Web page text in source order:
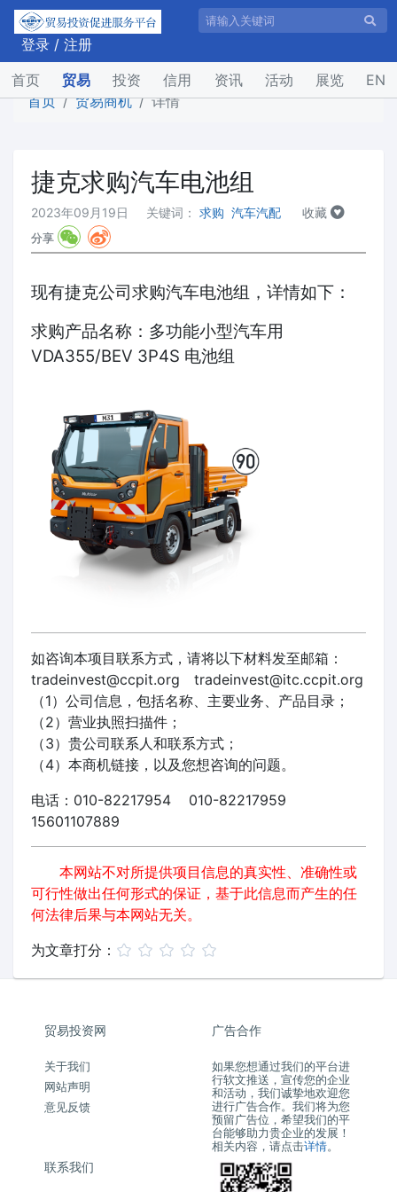
登录 / 注册
首页(current)
贸易 投资 信用 资讯 活动 展览
EN
首页
贸易商机 详情
捷克求购汽车电池组
2023年09月19日 关键词： 求购 汽车汽配 收藏
分享
现有捷克公司求购汽车电池组，详情如下：
求购产品名称：多功能小型汽车用
VDA355/BEV 3P4S 电池组
如咨询本项目联系方式，请将以下材料发至邮箱：
tradeinvest@ccpit.org tradeinvest@itc.ccpit.org
（1）公司信息，包括名称、主要业务、产品目录；
（2）营业执照扫描件；
（3）贵公司联系人和联系方式；
（4）本商机链接，以及您想咨询的问题。
电话：010-82217954 010-82217959
15601107889
本网站不对所提供项目信息的真实性、准确性或
可行性做出任何形式的保证，基于此信息而产生的任
何法律后果与本网站无关。
为文章打分：
贸易投资网
关于我们
网站声明
意见反馈
广告合作
如果您想通过我们的平台进
行软文推送，宣传您的企业
和活动，我们诚挚地欢迎您
进行广告合作。我们将为您
预留广告位，希望我们的平
台能够助力贵企业的发展！
相关内容，请点击详情。
联系我们